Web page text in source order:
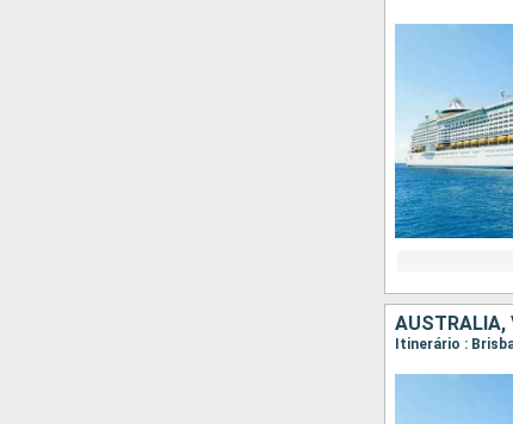
AUSTRALIA,
Itinerário :